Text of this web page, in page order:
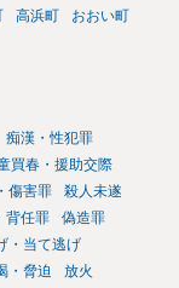
高浜町
おおい町
痴漢・性犯罪
買春・援助交際
傷害罪
殺人未遂
背任罪
偽造罪
・当て逃げ
・脅迫
放火